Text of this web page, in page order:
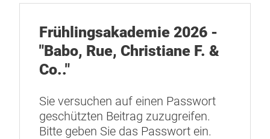
Frühlingsakademie 2026 -
"Babo, Rue, Christiane F. &
Co.."
Sie versuchen auf einen Passwort
geschützten Beitrag zuzugreifen.
Bitte geben Sie das Passwort ein.